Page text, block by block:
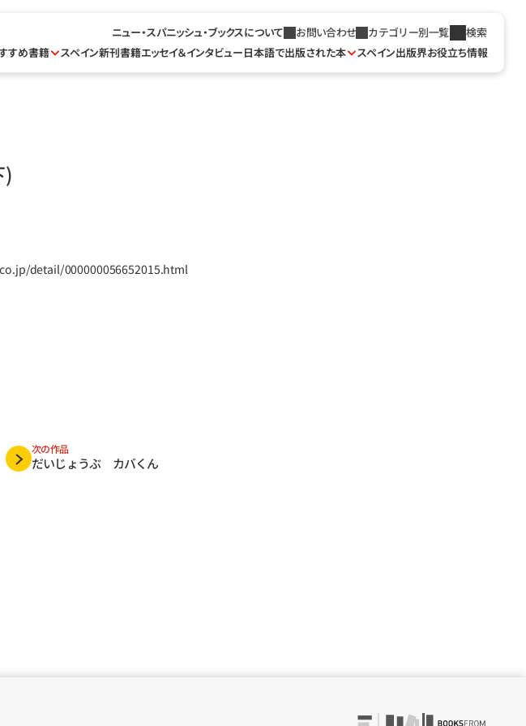
ニュー・スパニッシュ・ブックスについて お問い合わせ カテゴリー別一覧
検索
すめ書籍
スペイン新刊書籍エッセイ＆インタビュー日本語で出版された本 スペイン出版界お役立ち情報
detail/000000056652015.html
次の作品
だいじょうぶ　カバくん